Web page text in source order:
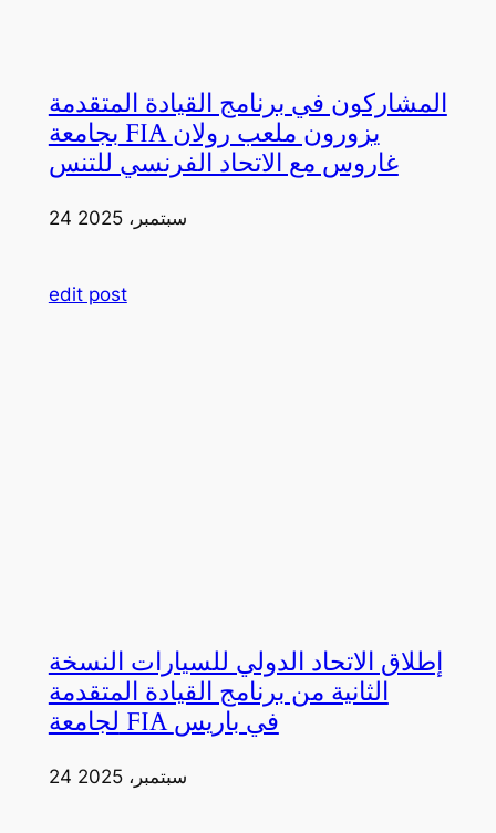
المشاركون في برنامج القيادة المتقدمة
بجامعة FIA يزورون ملعب رولان
غاروس مع الاتحاد الفرنسي للتنس
24 سبتمبر، 2025
edit post
إطلاق الاتحاد الدولي للسيارات النسخة
الثانية من برنامج القيادة المتقدمة
لجامعة FIA في باريس
24 سبتمبر، 2025